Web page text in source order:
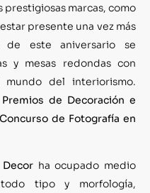
prestigiosas marcas, como
presente una vez más
este aniversario se
y mesas redondas con
del interiorismo.
de Decoración e
Concurso de Fotografía en
Decorha ocupado medio
tipo y morfología,